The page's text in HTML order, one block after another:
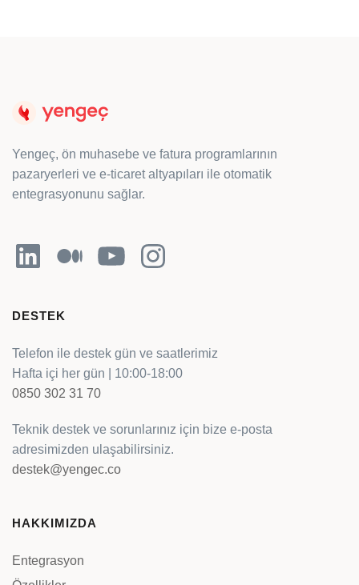
Yengeç, ön muhasebe ve fatura programlarının
pazaryerleri ve e-ticaret altyapıları ile otomatik
entegrasyonunu sağlar.
LinkedInOrta YouTubeInstagram
DESTEK
Telefon ile destek gün ve saatlerimiz
Hafta içi her gün | 10:00-18:00
0850 302 31 70
Teknik destek ve sorunlarınız için bize e-posta
adresimizden ulaşabilirsiniz.
destek@yengec.co
HAKKIMIZDA
Entegrasyon